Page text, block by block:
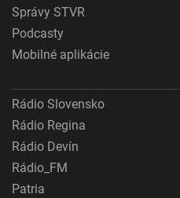
Správy STVR
Podcasty
Mobilné aplikácie
Rádio Slovensko
Rádio Regina
Rádio Devín
Rádio_FM
Patria